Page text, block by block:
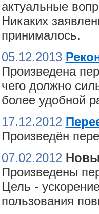
актуальные
Никаких
принималось.
05.12.2013
Произведена
чего должно
более удобной
17.12.2012
Произведён
07.02.2012
Произведены
Цель -
пользования